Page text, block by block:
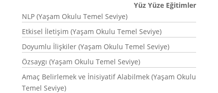
Yüz Yüze Eğitimler
NLP (Yaşam Okulu Temel Seviye)
Etkisel İletişim (Yaşam Okulu Temel Seviye)
Doyumlu İlişkiler (Yaşam Okulu Temel Seviye)
Özsaygı (Yaşam Okulu Temel Seviye)
Amaç Belirlemek ve İnisiyatif Alabilmek (Yaşam Okulu
Temel Seviye)